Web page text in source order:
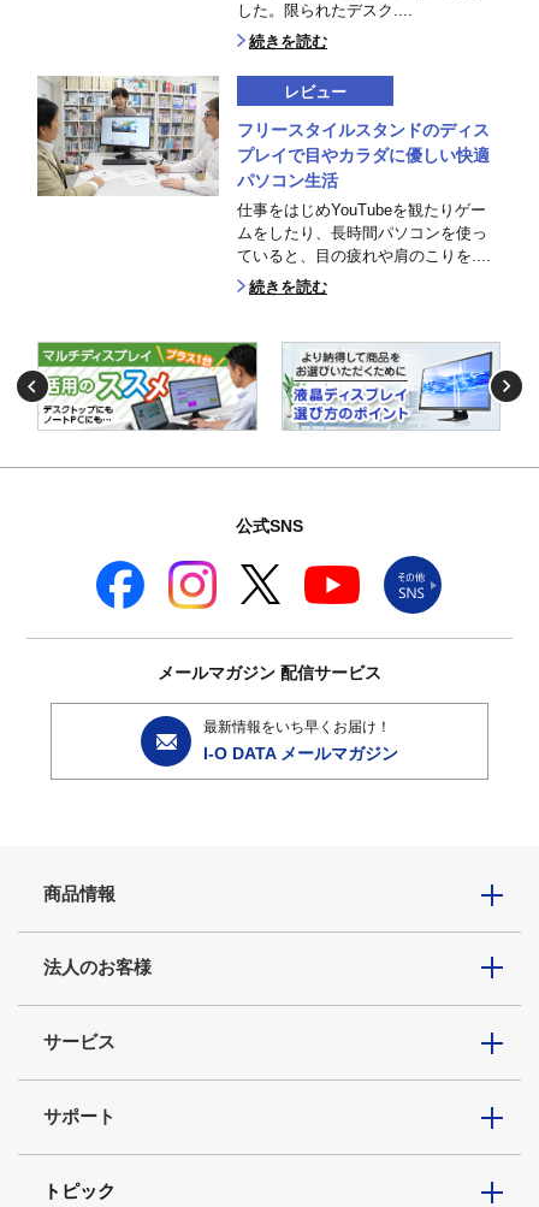
した。限られたデスク....
続きを読む
レビュー
フリースタイルスタンドのディス
プレイで目やカラダに優しい快適
パソコン生活
仕事をはじめYouTubeを観たりゲー
ムをしたり、長時間パソコンを使っ
ていると、目の疲れや肩のこりを....
続きを読む
公式SNS
メールマガジン 配信サービス
最新情報をいち早くお届け！
I-O DATA メールマガジン
商品情報
法人のお客様
サービス
サポート
トピック